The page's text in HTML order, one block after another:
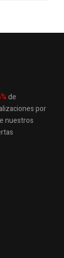
%de
por
nuestros